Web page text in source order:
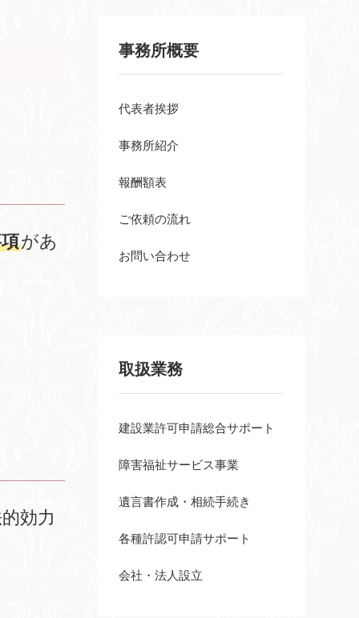
があ
効力
事務所概要
代表者挨拶
事務所紹介
報酬額表
ご依頼の流れ
お問い合わせ
取扱業務
建設業許可申請総合サポート
障害福祉サービス事業
遺言書作成・相続手続き
各種許認可申請サポート
会社・法人設立